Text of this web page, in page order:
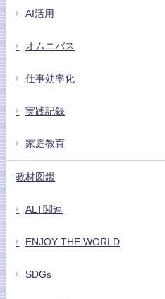
AI活用
オムニバス
仕事効率化
実践記録
家庭教育
教材図鑑
ALT関連
ENJOY THE WORLD
SDGs